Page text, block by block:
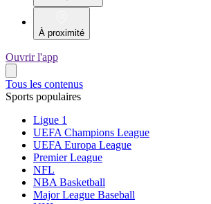
À proximité
Ouvrir l'app
Tous les contenus
Sports populaires
Ligue 1
UEFA Champions League
UEFA Europa League
Premier League
NFL
NBA Basketball
Major League Baseball